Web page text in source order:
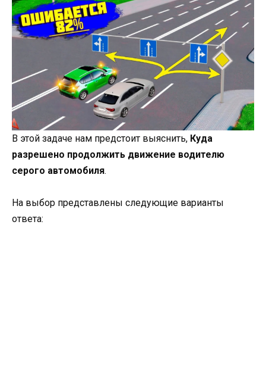
В этой задаче нам предстоит выяснить, Куда
разрешено продолжить движение водителю
серого автомобиля.
На выбор представлены следующие варианты
ответа: